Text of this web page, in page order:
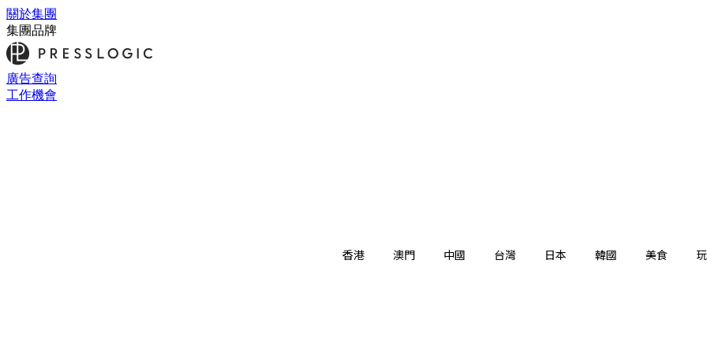
關於集團
集團品牌
廣告查詢
工作機會
香港 澳門 中國 台灣 日本 韓國 美食